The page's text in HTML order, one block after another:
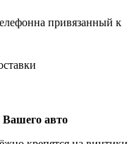
привязанный к
Вашего авто